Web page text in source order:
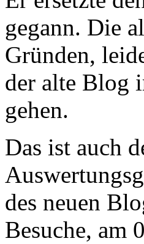
gegann. Die
Gründen,
der alte Blog
gehen.
Das ist auch
des neuen
Besuche, am